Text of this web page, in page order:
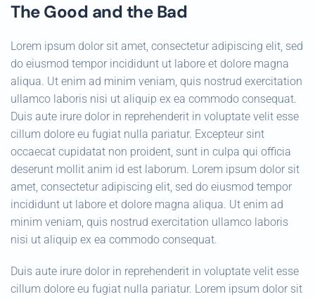
The Good and the Bad
Lorem ipsum dolor sit amet, consectetur adipiscing elit, sed
do eiusmod tempor incididunt ut labore et dolore magna
aliqua. Ut enim ad minim veniam, quis nostrud exercitation
ullamco laboris nisi ut aliquip ex ea commodo consequat.
Duis aute irure dolor in reprehenderit in voluptate velit esse
cillum dolore eu fugiat nulla pariatur. Excepteur sint
occaecat cupidatat non proident, sunt in culpa qui officia
deserunt mollit anim id est laborum. Lorem ipsum dolor sit
amet, consectetur adipiscing elit, sed do eiusmod tempor
incididunt ut labore et dolore magna aliqua. Ut enim ad
minim veniam, quis nostrud exercitation ullamco laboris
nisi ut aliquip ex ea commodo consequat.
Duis aute irure dolor in reprehenderit in voluptate velit esse
cillum dolore eu fugiat nulla pariatur. Lorem ipsum dolor sit